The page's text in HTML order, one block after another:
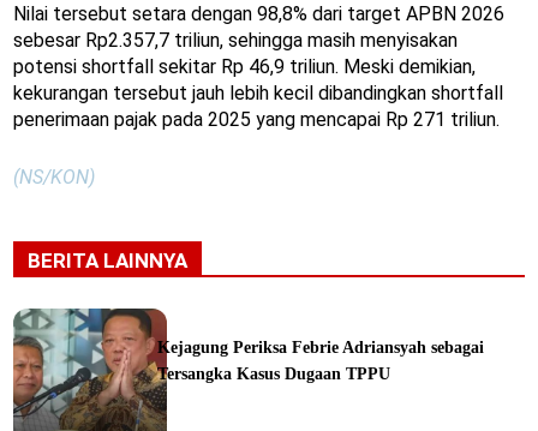
Nilai tersebut setara dengan 98,8% dari target APBN 2026
sebesar Rp2.357,7 triliun, sehingga masih menyisakan
potensi shortfall sekitar Rp 46,9 triliun. Meski demikian,
kekurangan tersebut jauh lebih kecil dibandingkan shortfall
penerimaan pajak pada 2025 yang mencapai Rp 271 triliun.
(NS/KON)
BERITA LAINNYA
Kejagung Periksa Febrie Adriansyah sebagai
Tersangka Kasus Dugaan TPPU